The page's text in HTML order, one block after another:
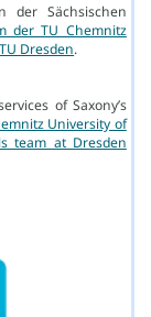
der Sächsischen
der TU Chemnitz
Dresden.
of Saxony’s
University of
team at Dresden